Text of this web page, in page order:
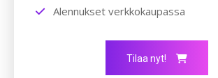
Alennukset verkkokaupassa
Tilaa nyt!